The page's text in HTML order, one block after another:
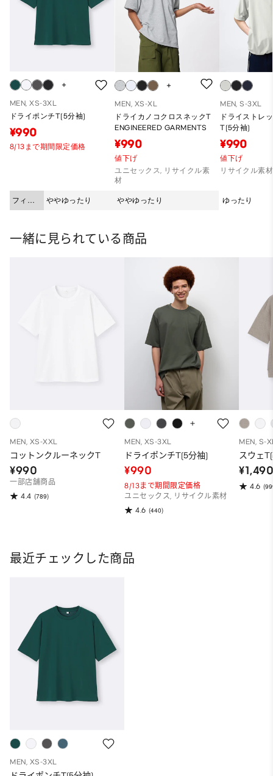
MEN, XS-3XL
ドライポンチT(5分袖)
¥990
8/13まで期間限定価格
フィッ
ト
ややゆったり
MEN, XS-XL
ドライカノコクロスネックT
ENGINEERED GARMENTS
¥990
値下げ
ユニセックス, リサイクル素
材
ややゆったり
MEN, S-3XL
ドライストレ
T(5分袖)
¥990
値下げ
リサイクル素材
ゆったり
一緒に見られている商品
MEN, XS-XXL
コットンクルーネックT
¥990
一部店舗商品
4.4 (789)
MEN, XS-3XL
ドライポンチT(5分袖)
¥990
8/13まで期間限定価格
ユニセックス, リサイクル素材
4.6 (440)
MEN, S-
スウェ
4.6
最近チェックした商品
MEN, XS-3XL